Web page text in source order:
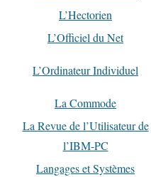
L’Hectorien
L’Officiel du Net
L’Ordinateur Individuel
La Commode
La Revue de l’Utilisateur de
l’IBM-PC
Langages et Systèmes